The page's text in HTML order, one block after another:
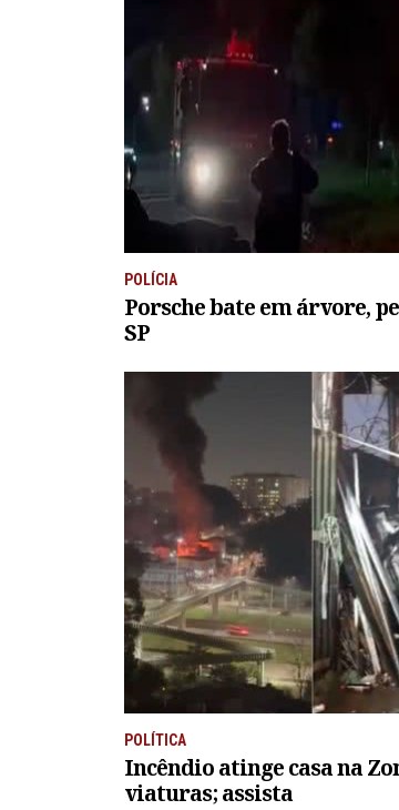
POLÍCIA
Porsche bate em árvore,
SP
POLÍTICA
Incêndio atinge casa na
viaturas; assista